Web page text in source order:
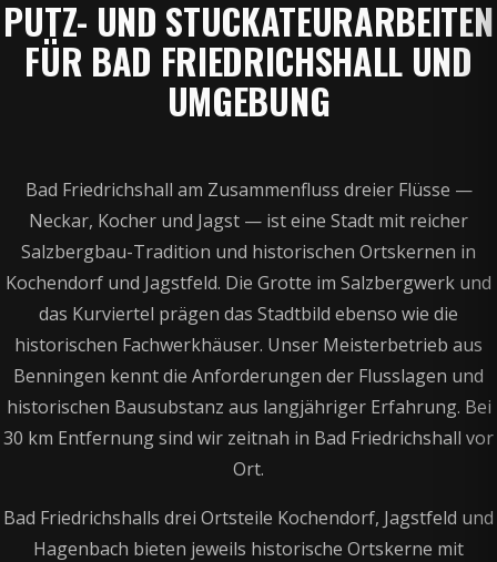
PUTZ- UND STUCKATEURARBEITEN
FÜR BAD FRIEDRICHSHALL UND
UMGEBUNG
Bad Friedrichshall am Zusammenfluss dreier Flüsse —
Neckar, Kocher und Jagst — ist eine Stadt mit reicher
Salzbergbau-Tradition und historischen Ortskernen in
Kochendorf und Jagstfeld. Die Grotte im Salzbergwerk und
das Kurviertel prägen das Stadtbild ebenso wie die
historischen Fachwerkhäuser. Unser Meisterbetrieb aus
Benningen kennt die Anforderungen der Flusslagen und
historischen Bausubstanz aus langjähriger Erfahrung. Bei
30 km Entfernung sind wir zeitnah in Bad Friedrichshall vor
Ort.
Bad Friedrichshalls drei Ortsteile Kochendorf, Jagstfeld und
Hagenbach bieten jeweils historische Ortskerne mit